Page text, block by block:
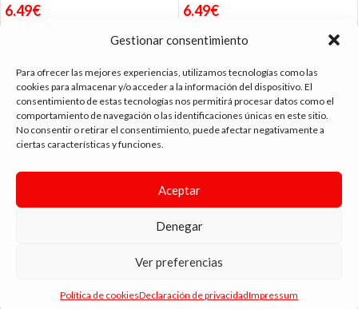
Gestionar consentimiento
Para ofrecer las mejores experiencias, utilizamos tecnologías como las
cookies para almacenar y/o acceder a la información del dispositivo. El
consentimiento de estas tecnologías nos permitirá procesar datos como el
comportamiento de navegación o las identificaciones únicas en este sitio.
No consentir o retirar el consentimiento, puede afectar negativamente a
ciertas características y funciones.
Aceptar
Denegar
Ver preferencias
Política de cookiesDeclaración de privacidadImpressum
6.49€ 6.49€
tienda vapeo málaga
SALT
💬 ¿Necesitas ayuda?